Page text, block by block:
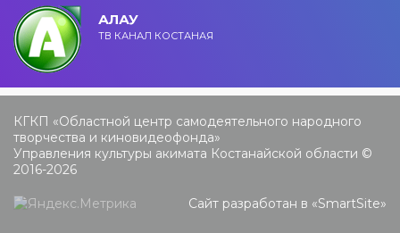
АЛАУ
ТВ КАНАЛ КОСТАНАЯ
КГКП «Областной центр самодеятельного народного
творчества и киновидеофонда»
Управления культуры акимата Костанайской области ©
2016-2026
Сайт разработан в «SmartSite»